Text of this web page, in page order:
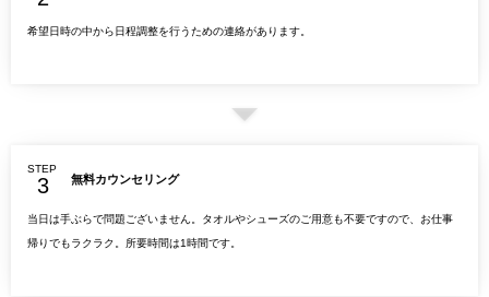
希望日時の中から日程調整を行うための連絡があります。
STEP
無料カウンセリング
当日は手ぶらで問題ございません。タオルやシューズのご用意も不要ですので、お仕事
帰りでもラクラク。所要時間は1時間です。